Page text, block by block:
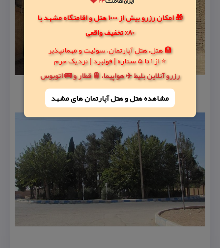
🎁 امکان رزرو بیش از 1000 هتل و اقامتگاه مشهد با
80% تخفیف واقعی
🏨 هتل، هتل آپارتمان، سوئیت و مهمانپذیر
⭐ از 1 تا 5 ستاره | فولبرد | نزدیک حرم
رزرو آنلاین بلیط ✈️ هواپیما، 🚆 قطار و 🚌 اتوبوس
مشاهده هتل و هتل‌ آپارتمان های مشهد